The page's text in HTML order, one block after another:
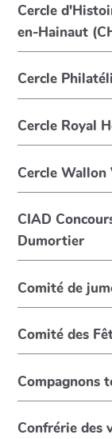
Cercle
en-Hainaut
Cercle
Cercle Royal
Cercle Wallon
CIAD
Dumortier
Comité de
Comité des
Compagnons
Confrérie des